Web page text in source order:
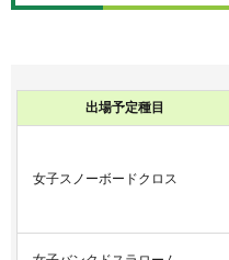
出場予定種目
女子スノーボードクロス